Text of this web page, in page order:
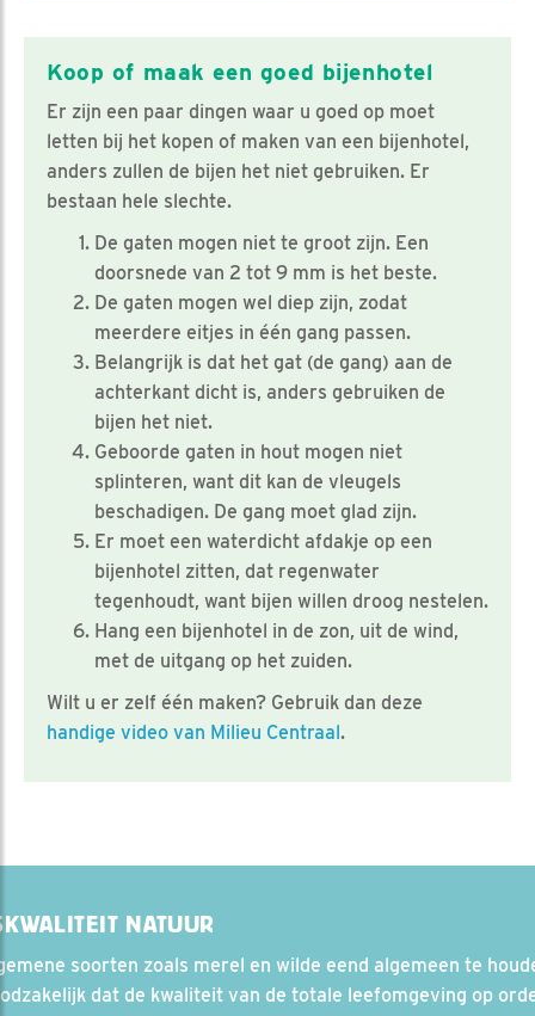
Koop of maak een goed bijenhotel
Er zijn een paar dingen waar u goed op moet
letten bij het kopen of maken van een bijenhotel,
anders zullen de bijen het niet gebruiken. Er
bestaan hele slechte.
De gaten mogen niet te groot zijn. Een
doorsnede van 2 tot 9 mm is het beste.
De gaten mogen wel diep zijn, zodat
meerdere eitjes in één gang passen.
Belangrijk is dat het gat (de gang) aan de
achterkant dicht is, anders gebruiken de
bijen het niet.
Geboorde gaten in hout mogen niet
splinteren, want dit kan de vleugels
beschadigen. De gang moet glad zijn.
Er moet een waterdicht afdakje op een
bijenhotel zitten, dat regenwater
tegenhoudt, want bijen willen droog nestelen.
Hang een bijenhotel in de zon, uit de wind,
met de uitgang op het zuiden.
Wilt u er zelf één maken? Gebruik dan deze
handige video van Milieu Centraal.
NATUUR
soorten zoals merel en wilde eend algemeen te
dat de kwaliteit van de totale leefomgeving op